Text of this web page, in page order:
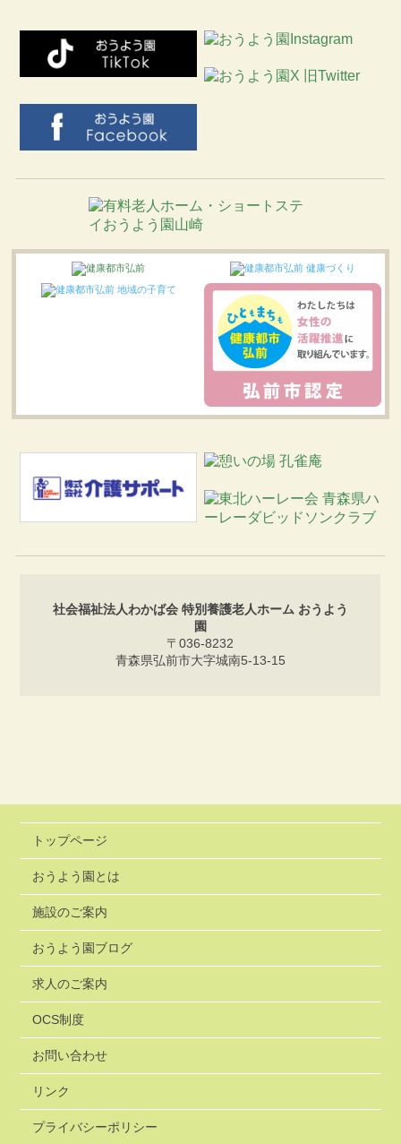
社会福祉法人わかば会 特別養護老人ホーム おうよう
園
〒036-8232
青森県弘前市大字城南5-13-15
トップページ
おうよう園とは
施設のご案内
おうよう園ブログ
求人のご案内
OCS制度
お問い合わせ
リンク
プライバシーポリシー